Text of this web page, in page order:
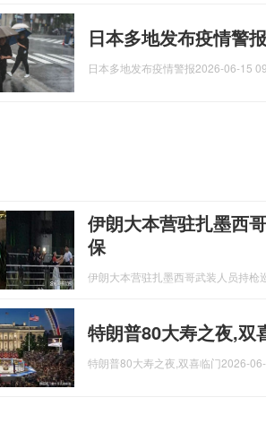
日本多地发布疫情警
日本多地发布疫情警报2026-06-15
伊朗大本营驻扎墨西
保
伊朗大本营驻扎墨西哥武装人员持枪
特朗普80大寿之夜,双
特朗普80大寿之夜,双喜临门2026-